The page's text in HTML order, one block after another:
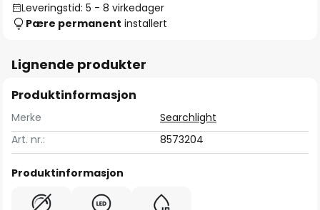
Leveringstid: 5 - 8 virkedager
Pære permanent installert
Lignende produkter
Produktinformasjon
Merke
Searchlight
Art. nr.:
8573204
Produktinformasjon